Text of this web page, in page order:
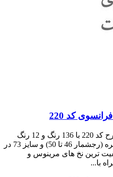
کد 220
نخ و نقشه تابلوفرش دستباف طرح کد 220 با 136 رنگ و 12 رنگ
ابریشم به ابعاد 700 رج در 479 گره (رجشمار 46 تا 50) و سایز 73 در
ترین نخ های مرینوس و
با...